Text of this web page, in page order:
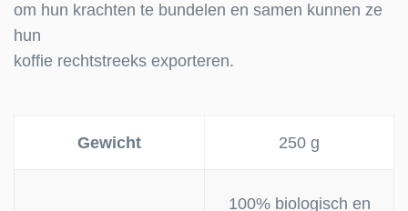
om hun krachten te bundelen en samen kunnen ze
hun
koffie rechtstreeks exporteren.
Gewicht 250 g
100% biologisch en